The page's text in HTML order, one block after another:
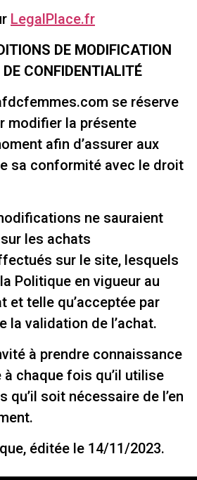
LegalPlace.fr
DE MODIFICATION
CONFIDENTIALITÉ
se réserve
modifier la présente
afin d’assurer aux
sa conformité avec le droit
ne sauraient
les achats
sur le site, lesquels
Politique en vigueur au
et telle qu’acceptée par
la validation de l’achat.
à prendre connaissance
chaque fois qu’il utilise
qu’il soit nécessaire de l’en
éditée le 14/11/2023.